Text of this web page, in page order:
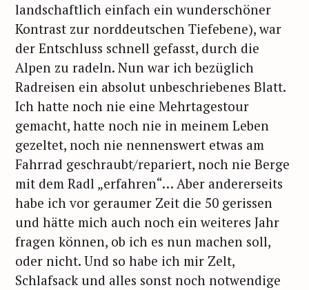
landschaftlich einfach ein wunderschöner
Kontrast zur norddeutschen Tiefebene), war
der Entschluss schnell gefasst, durch die
Alpen zu radeln. Nun war ich bezüglich
Radreisen ein absolut unbeschriebenes Blatt.
Ich hatte noch nie eine Mehrtagestour
gemacht, hatte noch nie in meinem Leben
gezeltet, noch nie nennenswert etwas am
Fahrrad geschraubt/repariert, noch nie Berge
mit dem Radl „erfahren“… Aber andererseits
habe ich vor geraumer Zeit die 50 gerissen
und hätte mich auch noch ein weiteres Jahr
fragen können, ob ich es nun machen soll,
oder nicht. Und so habe ich mir Zelt,
Schlafsack und alles sonst noch notwendige